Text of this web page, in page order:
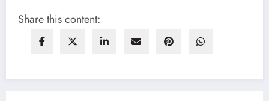
Share this content: